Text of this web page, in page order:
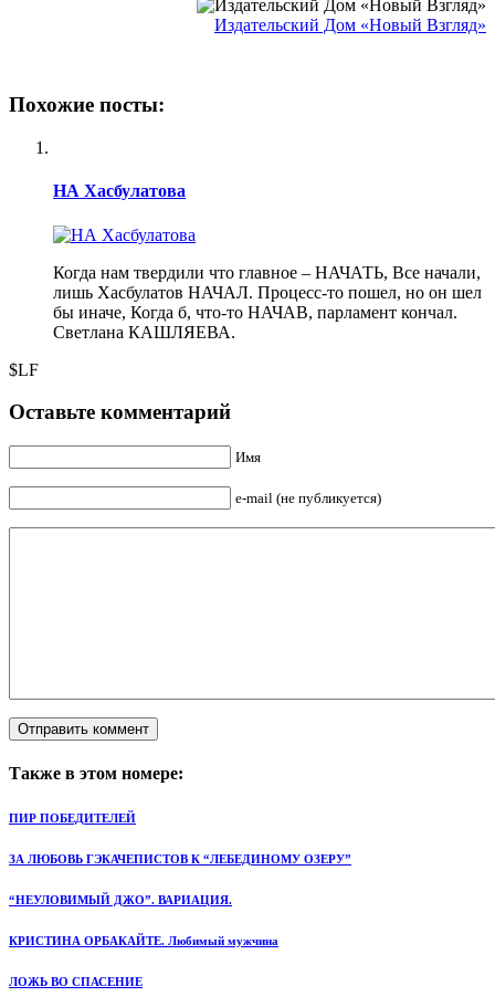
Издательский Дом «Новый Взгляд»
Похожие посты:
НА Хасбулатова
Когда нам твердили что главное – НАЧАТЬ, Все начали,
лишь Хасбулатов НАЧАЛ. Процесс-то пошел, но он шел
бы иначе, Когда б, что-то НАЧАВ, парламент кончал.
Светлана КАШЛЯЕВА.
$LF
Оставьте комментарий
Имя
e-mail (не публикуется)
Также в этом номере:
ПИР ПОБЕДИТЕЛЕЙ
ЗА ЛЮБОВЬ ГЭКАЧЕПИСТОВ К “ЛЕБЕДИНОМУ ОЗЕРУ”
“НЕУЛОВИМЫЙ ДЖО”. ВАРИАЦИЯ.
КРИСТИНА ОРБАКАЙТЕ. Любимый мужчина
ЛОЖЬ ВО СПАСЕНИЕ